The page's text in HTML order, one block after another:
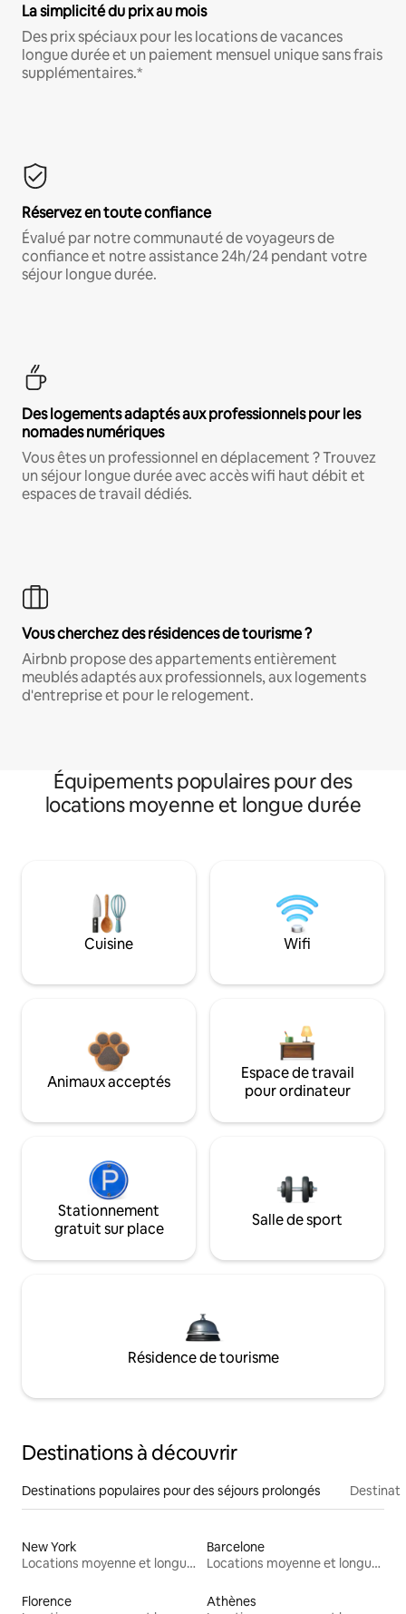
La simplicité du prix au mois
Des prix spéciaux pour les locations de vacances
longue durée et un paiement mensuel unique sans frais
supplémentaires.*
Réservez en toute confiance
Évalué par notre communauté de voyageurs de
confiance et notre assistance 24h/24 pendant votre
séjour longue durée.
Des logements adaptés aux professionnels pour les
nomades numériques
Vous êtes un professionnel en déplacement ? Trouvez
un séjour longue durée avec accès wifi haut débit et
espaces de travail dédiés.
Vous cherchez des résidences de tourisme ?
Airbnb propose des appartements entièrement
meublés adaptés aux professionnels, aux logements
d'entreprise et pour le relogement.
Équipements populaires pour des
locations moyenne et longue durée
Cuisine Wifi
Animaux acceptés
Espace de travail
pour ordinateur
Stationnement
gratuit sur place
Salle de sport
Résidence de tourisme
Destinations à découvrir
Destinations populaires pour des séjours prolongés
New York
Locations moyenne et longue durée
Barcelone
Locations moyenne et longue durée
Florence
Athènes